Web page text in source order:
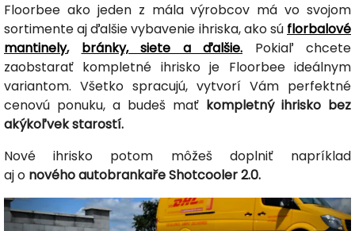
Floorbee ako jeden z mála výrobcov má vo svojom
sortimente aj ďalšie vybavenie ihriska, ako sú florbalové
mantinely, bránky, siete a ďalšie. Pokiaľ chcete
zaobstarať kompletné ihrisko je Floorbee ideálnym
variantom. Všetko spracujú, vytvorí Vám perfektné
cenovú ponuku, a budeš mať kompletný ihrisko bez
akýkoľvek starostí.
Nové ihrisko potom môžeš doplniť napríklad
aj o nového autobrankaře Shotcooler 2.0.